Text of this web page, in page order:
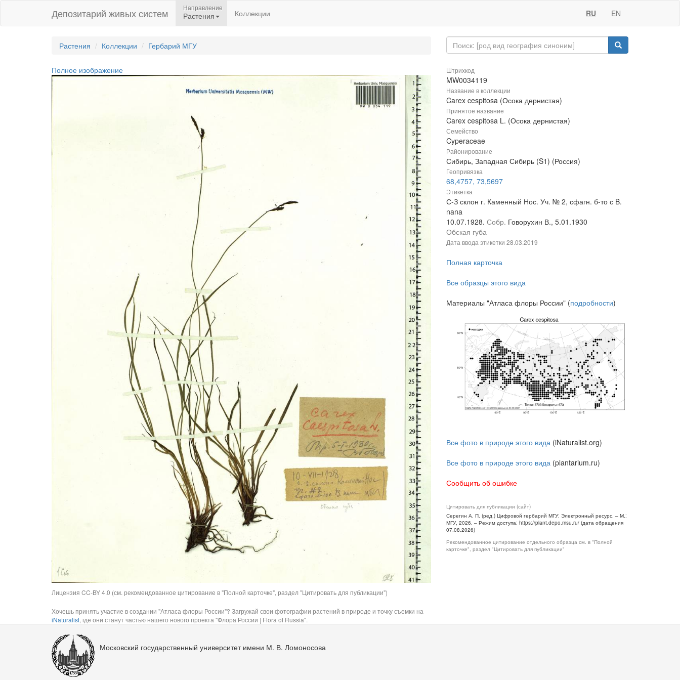
Депозитарий живых систем Направление
Растения Коллекции RU EN
Растения Коллекции Гербарий МГУ
Полное изображение
Лицензия CC-BY 4.0 (см. рекомендованное цитирование в "Полной карточке", раздел "Цитировать для публикации")
Хочешь принять участие в создании "Атласа флоры России"? Загружай свои фотографии растений в природе и точку съемки на
iNaturalist, где они станут частью нашего нового проекта "Флора России | Flora of Russia".
Штрихкод
MW0034119
Название в коллекции
Carex cespitosa (Осока дернистая)
Принятое название
Carex cespitosa L. (Осока дернистая)
Семейство
Cyperaceae
Районирование
Сибирь, Западная Сибирь (S1) (Россия)
Геопривязка
68,4757, 73,5697
Этикетка
С-З склон г. Каменный Нос. Уч. № 2, сфагн. б-то с B.
nana
10.07.1928. Собр. Говорухин В., 5.01.1930
Обская губа
Дата ввода этикетки 28.03.2019
Полная карточка
Все образцы этого вида
Материалы "Атласа флоры России" (подробности)
Все фото в природе этого вида (iNaturalist.org)
Все фото в природе этого вида (plantarium.ru)
Сообщить об ошибке
Цитировать для публикации (сайт)
Серегин А. П. (ред.) Цифровой гербарий МГУ: Электронный ресурс. – М.:
МГУ, 2026. – Режим доступа: https://plant.depo.msu.ru/ (дата обращения
07.08.2026)
Рекомендованное цитирование отдельного образца см. в "Полной
карточке", раздел "Цитировать для публикации"
Московский государственный университет имени М. В. Ломоносова